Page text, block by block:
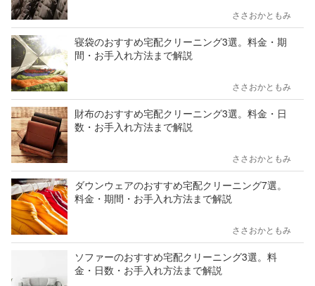
ささおかともみ
寝袋のおすすめ宅配クリーニング3選。料金・期
間・お手入れ方法まで解説
ささおかともみ
財布のおすすめ宅配クリーニング3選。料金・日
数・お手入れ方法まで解説
ささおかともみ
ダウンウェアのおすすめ宅配クリーニング7選。
料金・期間・お手入れ方法まで解説
ささおかともみ
ソファーのおすすめ宅配クリーニング3選。料
金・日数・お手入れ方法まで解説